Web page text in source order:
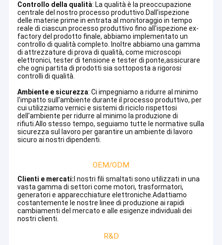
Controllo della qualità: La qualità è la preoccupazione
centrale del nostro processo produttivo.Dall'ispezione
delle materie prime in entrata al monitoraggio in tempo
reale di ciascun processo produttivo fino all'ispezione ex-
factory del prodotto finale, abbiamo implementato un
controllo di qualità completo. Inoltre abbiamo una gamma
di attrezzature di prova di qualità, come microscopi
elettronici, tester di tensione e tester di ponte,assicurare
che ogni partita di prodotti sia sottoposta a rigorosi
controlli di qualità.
Ambiente e sicurezza: Ci impegniamo a ridurre al minimo
l'impatto sull'ambiente durante il processo produttivo, per
cui utilizziamo vernici e sistemi di riciclo rispettosi
dell'ambiente per ridurre al minimo la produzione di
rifiuti.Allo stesso tempo, seguiamo tutte le normative sulla
sicurezza sul lavoro per garantire un ambiente di lavoro
sicuro ai nostri dipendenti.
OEM/ODM
Clienti e mercati: I nostri fili smaltati sono utilizzati in una
vasta gamma di settori come motori, trasformatori,
generatori e apparecchiature elettroniche.Adattiamo
costantemente le nostre linee di produzione ai rapidi
cambiamenti del mercato e alle esigenze individuali dei
nostri clienti.
R&D